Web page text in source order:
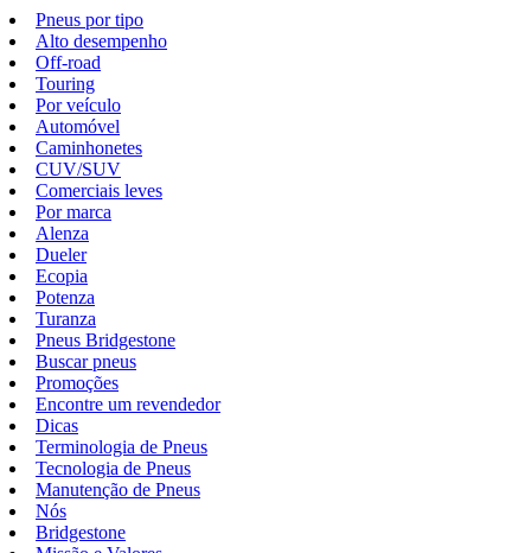
Pneus por tipo
Alto desempenho
Off-road
Touring
Por veículo
Automóvel
Caminhonetes
CUV/SUV
Comerciais leves
Por marca
Alenza
Dueler
Ecopia
Potenza
Turanza
Pneus Bridgestone
Buscar pneus
Promoções
Encontre um revendedor
Dicas
Terminologia de Pneus
Tecnologia de Pneus
Manutenção de Pneus
Nós
Bridgestone